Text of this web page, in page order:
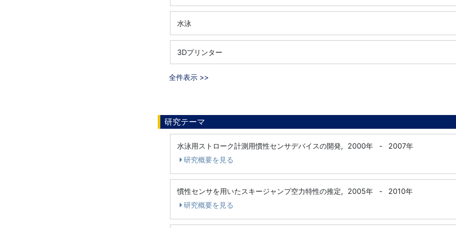
水泳
3Dプリンター
全件表示 >>
研究テーマ
水泳用ストローク計測用慣性センサデバイスの開発, 2000年 -
2007年
研究概要を見る
慣性センサを用いたスキージャンプ空力特性の推定, 2005年 -
2010年
研究概要を見る